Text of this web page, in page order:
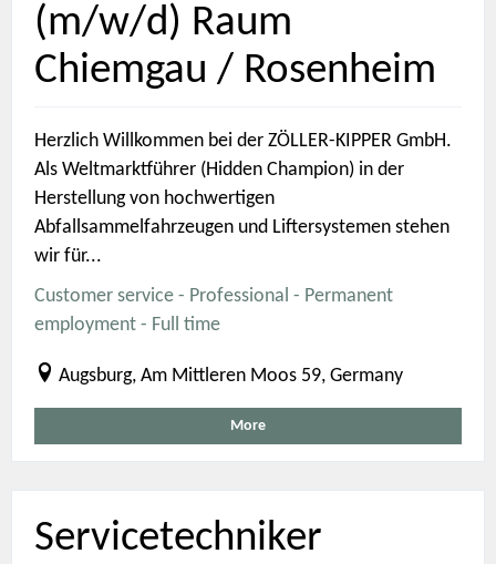
(m/w/d) Raum
Chiemgau / Rosenheim
Herzlich Willkommen bei der ZÖLLER-KIPPER GmbH.
Als Weltmarktführer (Hidden Champion) in der
Herstellung von hochwertigen
Abfallsammelfahrzeugen und Liftersystemen stehen
wir für...
Customer service - Professional - Permanent
employment - Full time
Augsburg, Am Mittleren Moos 59, Germany
More
Servicetechniker